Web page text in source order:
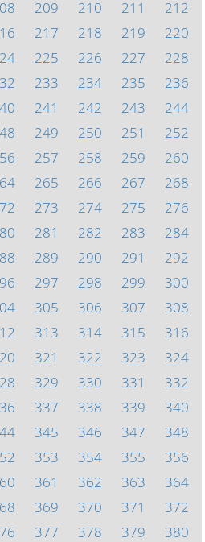
209 210 211
212
217 218 219
220
225 226 227
228
233 234 235
236
241 242 243
244
249 250 251
252
257 258 259
260
265 266 267
268
273 274 275
276
281 282 283
284
289 290 291
292
297 298 299
300
305 306 307
308
313 314 315
316
321 322 323
324
329 330 331
332
337 338 339
340
345 346 347
348
353 354 355
356
361 362 363
364
369 370 371
372
377 378 379
380